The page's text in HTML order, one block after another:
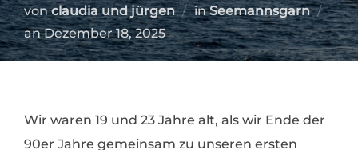
vonclaudia und jürgen inSeemannsgarn
anVeröffentlicht
am
Dezember 18, 2025
Wir waren 19 und 23 Jahre alt, als wir Ende der
90er Jahre gemeinsam zu unseren ersten